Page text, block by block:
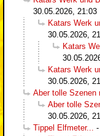
30.05.2026, 21:03
Katars Werk
30.05.2026,
Katars
Katars Werk
30.05.2026,
Aber tolle Szenen
Aber tolle
30.05.2026,
Tippel Elfmeter...
-